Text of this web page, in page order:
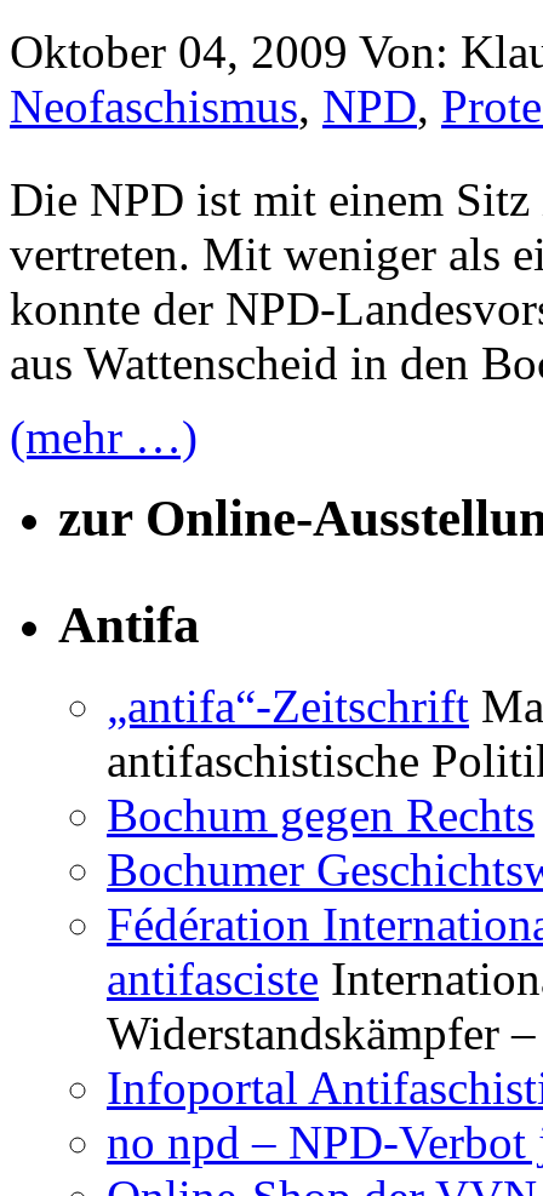
Oktober 04, 2009 Von:
Neofaschismus, NPD,
Die NPD ist mit einem Sitz
vertreten. Mit weniger als
konnte der NPD-
aus Wattenscheid in den
(mehr …)
„antifa“-Zeitschrift
antifaschistische
Bochum gegen Rechts
Bochumer
Fédération
antifasciste
Widerstandskämpfer
Infoportal